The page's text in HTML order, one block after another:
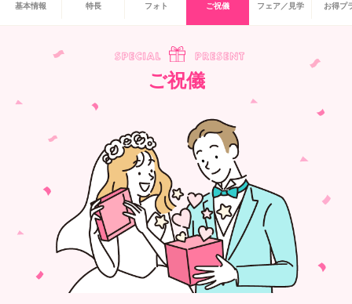
基本情報 特長 フォト ご祝儀 フェア／見学 お得プ
ご祝儀